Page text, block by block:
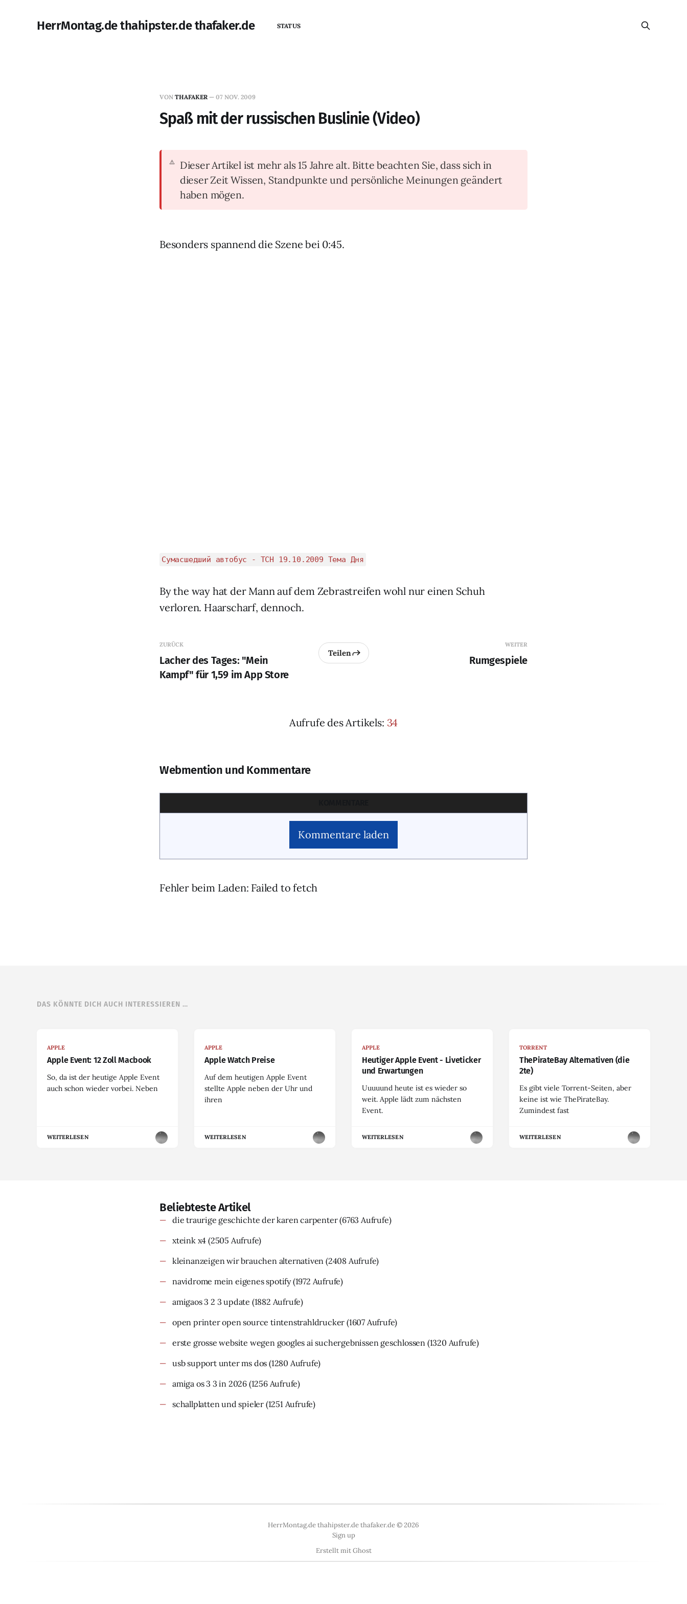
HerrMontag.de thahipster.de thafaker.de STATUS
VON THAFAKER — 07 NOV. 2009
Spaß mit der russischen Buslinie (Video)
Dieser Artikel ist mehr als 15 Jahre alt. Bitte beachten Sie, dass sich in
dieser Zeit Wissen, Standpunkte und persönliche Meinungen geändert
haben mögen.
Besonders spannend die Szene bei 0:45.
Сумасшедший автобус - ТСН 19.10.2009 Тема Дня
By the way hat der Mann auf dem Zebrastreifen wohl nur einen Schuh
verloren. Haarscharf, dennoch.
ZURÜCK
Lacher des Tages: "Mein
Kampf" für 1,59 im App Store
Teilen
WEITER
Rumgespiele
Aufrufe des Artikels: 34
Webmention und Kommentare
Kommentare laden
Fehler beim Laden: Failed to fetch
DAS KÖNNTE DICH AUCH INTERESSIEREN …
APPLE
Apple Event: 12 Zoll Macbook
So, da ist der heutige Apple Event
auch schon wieder vorbei. Neben
WEITERLESEN
APPLE
Apple Watch Preise
Auf dem heutigen Apple Event
stellte Apple neben der Uhr und
ihren
WEITERLESEN
APPLE
Heutiger Apple Event - Liveticker
und Erwartungen
Uuuuund heute ist es wieder so
weit. Apple lädt zum nächsten
Event.
WEITERLESEN
TORRENT
ThePirateBay Alternativen (die
2te)
Es gibt viele Torrent-Seiten, aber
keine ist wie ThePirateBay.
Zumindest fast
WEITERLESEN
Beliebteste Artikel
die traurige geschichte der karen carpenter(6763 Aufrufe)
xteink x4 (2505 Aufrufe)
kleinanzeigen wir brauchen alternativen (2408 Aufrufe)
navidrome mein eigenes spotify(1972 Aufrufe)
amigaos 3 2 3 update (1882 Aufrufe)
open printer open source tintenstrahldrucker (1607 Aufrufe)
erste grosse website wegen googles ai suchergebnissen geschlossen (1320 Aufrufe)
usb support unter ms dos (1280 Aufrufe)
amiga os 3 3 in 2026 (1256 Aufrufe)
schallplatten und spieler (1251 Aufrufe)
HerrMontag.de thahipster.de thafaker.de © 2026
Sign up
Erstellt mitGhost